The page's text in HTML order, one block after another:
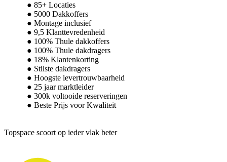
85+ Locaties
5000 Dakkoffers
Montage inclusief
9,5 Klanttevredenheid
100% Thule dakkoffers
100% Thule dakdragers
18% Klantenkorting
Stilste dakdragers
Hoogste levertrouwbaarheid
25 jaar marktleider
300k voltooide reserveringen
Beste Prijs voor Kwaliteit
Topspace scoort op ieder vlak beter